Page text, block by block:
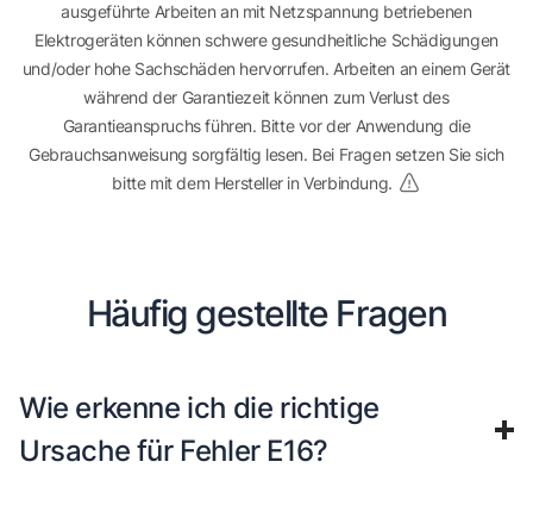
ausgeführte Arbeiten an mit Netzspannung betriebenen
Elektrogeräten können schwere gesundheitliche Schädigungen
und/oder hohe Sachschäden hervorrufen. Arbeiten an einem Gerät
während der Garantiezeit können zum Verlust des
Garantieanspruchs führen. Bitte vor der Anwendung die
Gebrauchsanweisung sorgfältig lesen. Bei Fragen setzen Sie sich
bitte mit dem Hersteller in Verbindung.
Häufig gestellte Fragen
Wie erkenne ich die richtige
Ursache für Fehler E16?